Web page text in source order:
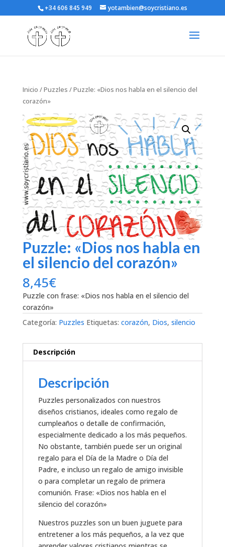
+34 606 845 949 yotambien@soycristiano.es
Inicio /Puzzles / Puzzle: «Dios nos habla en el silencio del
corazón»
Puzzle: «Dios nos habla en
el silencio del corazón»
8,45€
Puzzle con frase: «Dios nos habla en el silencio del
corazón»
Categoría: Puzzles Etiquetas: corazón, Dios, silencio
Descripción
Descripción
Puzzles personalizados con nuestros
diseños cristianos, ideales como regalo de
cumpleaños o detalle de confirmación,
especialmente dedicado a los más pequeños.
No obstante, también puede ser un original
regalo para el Día de la Madre o Día del
Padre, e incluso un regalo de amigo invisible
o para completar un regalo de primera
comunión. Frase: «Dios nos habla en el
silencio del corazón»
Nuestros puzzles son un buen juguete para
entretener a los más pequeños, a la vez que